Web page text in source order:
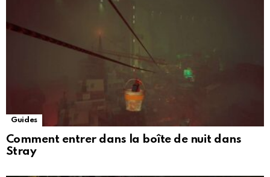
Guides
Comment entrer dans la boîte de nuit dans
Stray